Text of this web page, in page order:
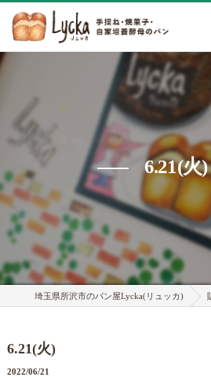
6.21(火)
埼玉県所沢市のパン屋Lycka(リュッカ)
6.21(火)
2022/06/21